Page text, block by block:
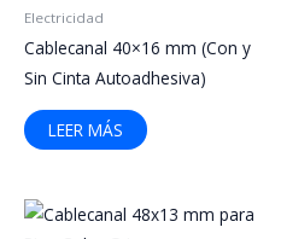
Electricidad
Cablecanal 40×16 mm (Con y
Sin Cinta Autoadhesiva)
LEER MÁS